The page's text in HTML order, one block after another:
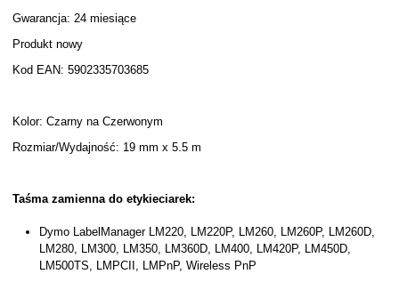
Gwarancja: 24 miesiące
Produkt nowy
Kod EAN: 5902335703685
Kolor: Czarny na Czerwonym
Rozmiar/Wydajność: 19 mm x 5.5 m
Taśma zamienna do etykieciarek:
Dymo LabelManager LM220, LM220P, LM260, LM260P, LM260D,
LM280, LM300, LM350, LM360D, LM400, LM420P, LM450D,
LM500TS, LMPCII, LMPnP, Wireless PnP